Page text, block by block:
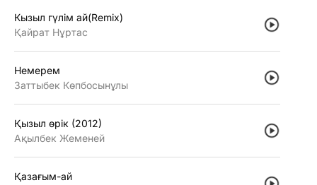
Кызыл гүлiм ай(Remix)
Қайрат Нұртас
Немерем
Заттыбек Көпбосынұлы
Қызыл өрiк (2012)
Ақылбек Жеменей
Қазағым-ай